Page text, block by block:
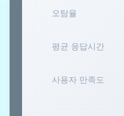
오탐율
평균 응답시간
사용자 만족도